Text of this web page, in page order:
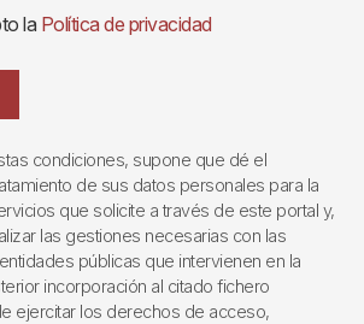
la Política de privacidad
condiciones, supone que dé el
de sus datos personales para la
que solicite a través de este portal y,
las gestiones necesarias con las
públicas que intervienen en la
incorporación al citado fichero
ejercitar los derechos de acceso,